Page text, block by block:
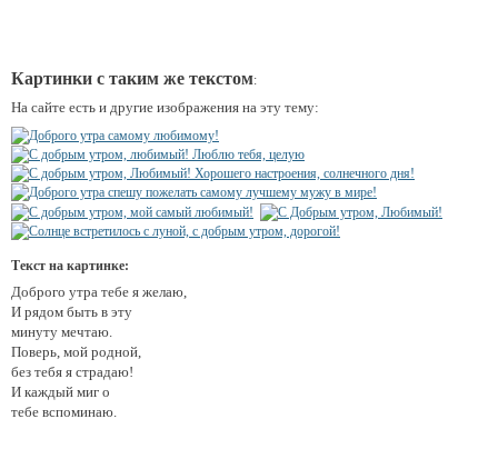
Картинки с таким же текстом:
На сайте есть и другие изображения на эту тему:
Текст на картинке:
Доброго утра тебе я желаю,
И рядом быть в эту
минуту мечтаю.
Поверь, мой родной,
без тебя я страдаю!
И каждый миг о
тебе вспоминаю.